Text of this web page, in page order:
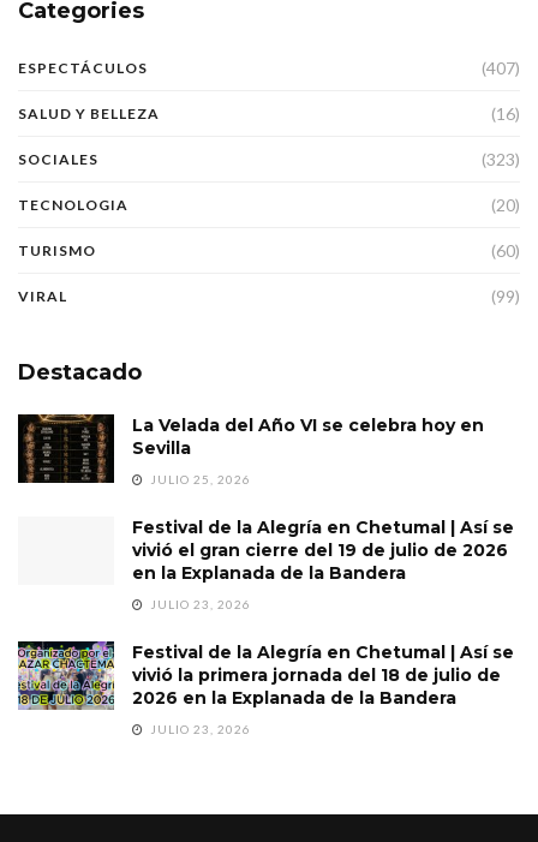
Categories
ESPECTÁCULOS (407)
SALUD Y BELLEZA (16)
SOCIALES (323)
TECNOLOGIA (20)
TURISMO (60)
VIRAL (99)
Destacado
La Velada del Año VI se celebra hoy en
Sevilla
JULIO 25, 2026
Festival de la Alegría en Chetumal | Así se
vivió el gran cierre del 19 de julio de 2026
en la Explanada de la Bandera
JULIO 23, 2026
Festival de la Alegría en Chetumal | Así se
vivió la primera jornada del 18 de julio de
2026 en la Explanada de la Bandera
JULIO 23, 2026